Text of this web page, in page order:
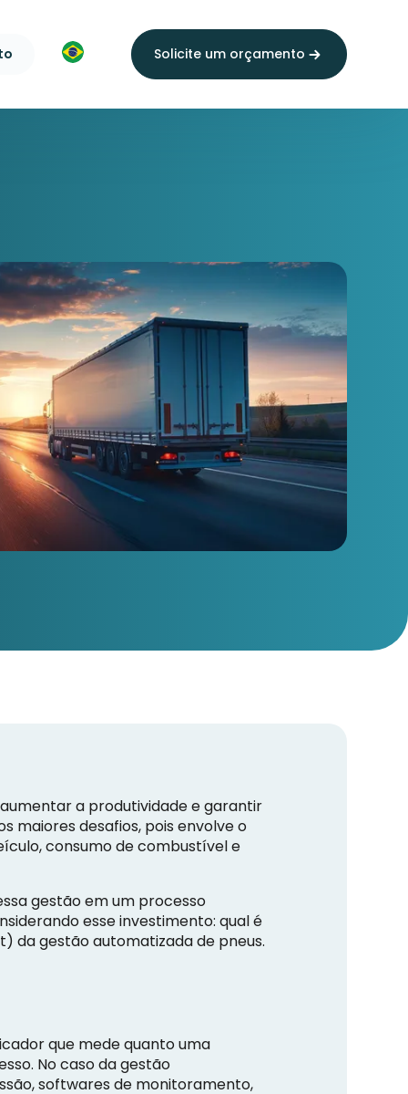
Solicite um orçamento
a produtividade e garantir
maiores desafios, pois envolve o
consumo de combustível e
gestão em um processo
esse investimento: qual é
da gestão automatizada de pneus.
que mede quanto uma
No caso da gestão
softwares de monitoramento,